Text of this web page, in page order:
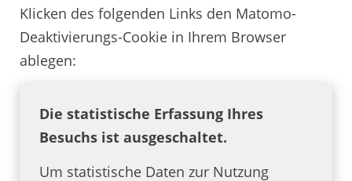
Klicken des folgenden Links den Matomo-
Deaktivierungs-Cookie in Ihrem Browser
ablegen:
Die statistische Erfassung Ihres
Besuchs ist ausgeschaltet.
Um statistische Daten zur Nutzung